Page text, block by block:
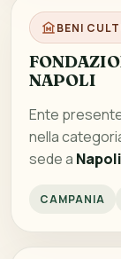
BENI
NAPOLI
Ente
nella
sede a Napoli
CAMPANIA